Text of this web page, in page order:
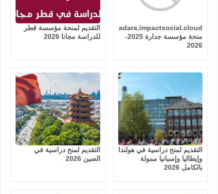
jadara.impactsocial.cloud
منحة مؤسسة جدارة 2025-
2026
التقديم لمنحة مؤسسة قطر
للدراسة مجانا 2026
التقديم لمنح دراسية في هولندا
وإيطاليا وإسبانيا ممولة
بالكامل 2026
التقديم لمنح دراسية في
الصين 2026